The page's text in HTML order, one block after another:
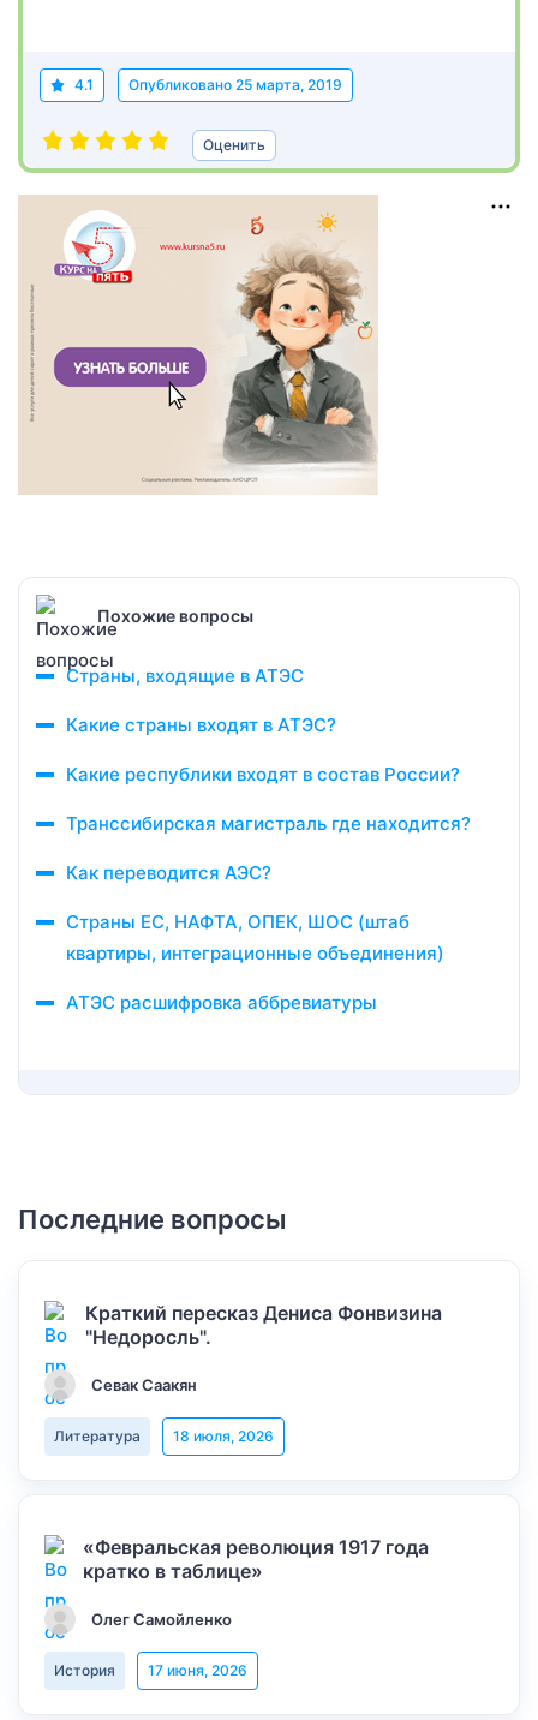
4.1 Опубликовано 25 марта, 2019
Оценить
Похожие вопросы
Страны, входящие в АТЭС
Какие страны входят в АТЭС?
Какие республики входят в состав России?
Транссибирская магистраль где находится?
Как переводится АЭС?
Страны ЕС, НАФТА, ОПЕК, ШОС (штаб
квартиры, интеграционные объединения)
АТЭС расшифровка аббревиатуры
Последние вопросы
Краткий пересказ Дениса Фонвизина
"Недоросль".
Севак Саакян
Литература 18 июля, 2026
«Февральская революция 1917 года
кратко в таблице»
Олег Самойленко
История 17 июня, 2026